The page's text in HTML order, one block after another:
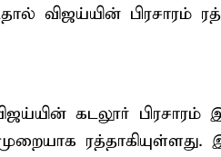
விஜய்யின் பிரசாரம்
கடலூர் பிரசாரம்